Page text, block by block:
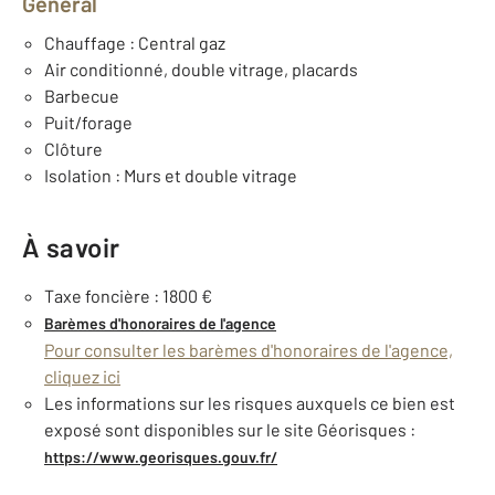
Chauffage : Central gaz
Air conditionné, double vitrage, placards
Barbecue
Puit/forage
Clôture
Isolation : Murs et double vitrage
À savoir
Taxe foncière : 1800 €
Barèmes d'honoraires de l'agence
Pour consulter les barèmes d'honoraires de l'agence,
cliquez ici
Les informations sur les risques auxquels ce bien est
exposé sont disponibles sur le site Géorisques :
https://www.georisques.gouv.fr/